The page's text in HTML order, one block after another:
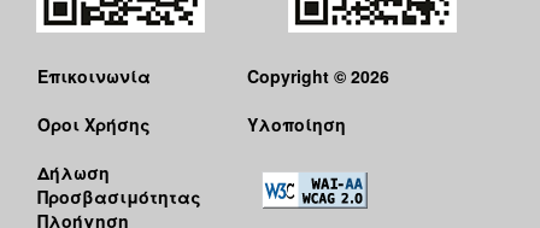
Επικοινωνία
Όροι Χρήσης
Δήλωση
Προσβασιμότητας
Πλοήγηση
Copyright © 2026
Υλοποίηση